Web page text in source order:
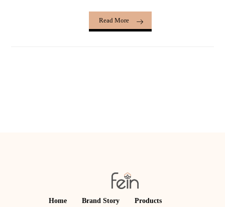
Read More
Home Brand Story Products